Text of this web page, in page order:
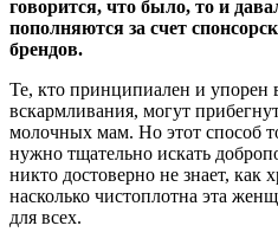
говорится, что было, то и
пополняются за счет
брендов.
Те, кто принципиален и упорен
вскармливания, могут
молочных мам. Но этот способ
нужно тщательно искать
никто достоверно не знает, как
насколько чистоплотна эта
для всех.